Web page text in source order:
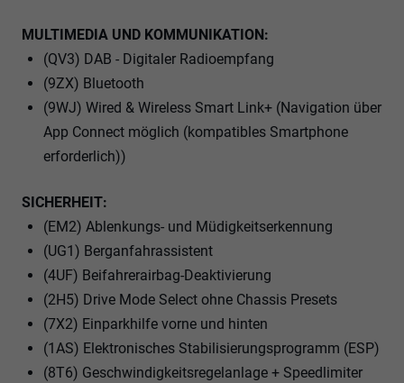
MULTIMEDIA UND KOMMUNIKATION:
(QV3) DAB - Digitaler Radioempfang
(9ZX) Bluetooth
(9WJ) Wired & Wireless Smart Link+ (Navigation über
App Connect möglich (kompatibles Smartphone
erforderlich))
SICHERHEIT:
(EM2) Ablenkungs- und Müdigkeitserkennung
(UG1) Berganfahrassistent
(4UF) Beifahrerairbag-Deaktivierung
(2H5) Drive Mode Select ohne Chassis Presets
(7X2) Einparkhilfe vorne und hinten
(1AS) Elektronisches Stabilisierungsprogramm (ESP)
(8T6) Geschwindigkeitsregelanlage + Speedlimiter